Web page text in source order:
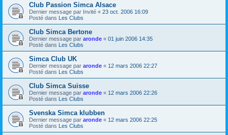
Club Passion Simca Alsace
Dernier message par Invité « 23 oct. 2006 16:09
Posté dans Les Clubs
Club Simca Bertone
Dernier message par aronde « 01 juin 2006 14:35
Posté dans Les Clubs
Simca Club UK
Dernier message par aronde « 12 mars 2006 22:27
Posté dans Les Clubs
Club Simca Suisse
Dernier message par aronde « 12 mars 2006 22:26
Posté dans Les Clubs
Svenska Simca klubben
Dernier message par aronde « 12 mars 2006 22:25
Posté dans Les Clubs